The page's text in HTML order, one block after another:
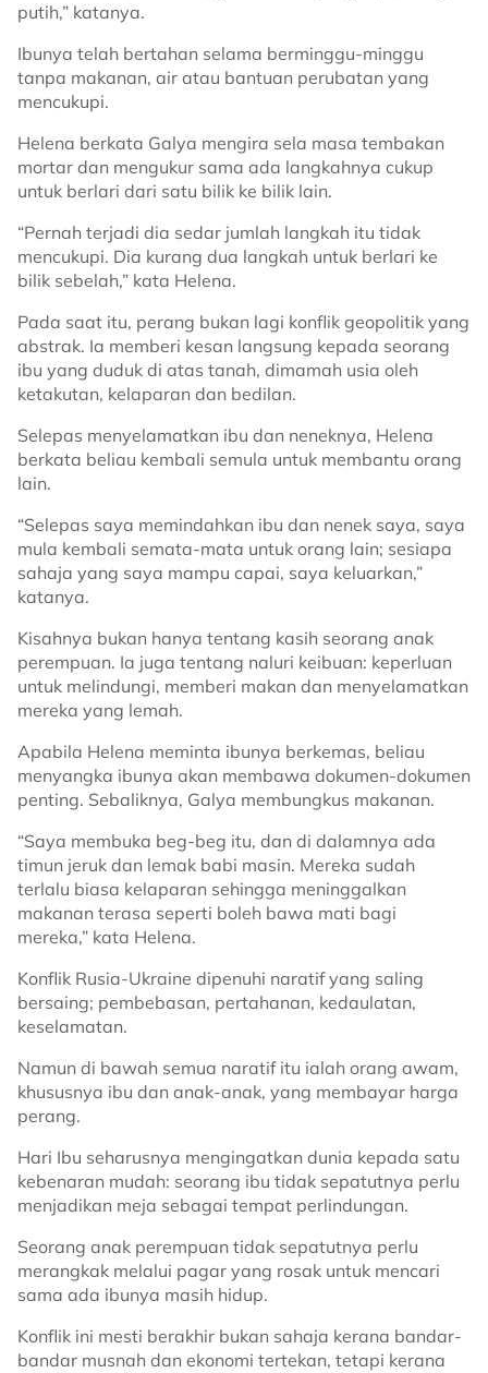
putih,” katanya.
Ibunya telah bertahan selama berminggu-minggu
tanpa makanan, air atau bantuan perubatan yang
mencukupi.
Helena berkata Galya mengira sela masa tembakan
mortar dan mengukur sama ada langkahnya cukup
untuk berlari dari satu bilik ke bilik lain.
“Pernah terjadi dia sedar jumlah langkah itu tidak
mencukupi. Dia kurang dua langkah untuk berlari ke
bilik sebelah,” kata Helena.
Pada saat itu, perang bukan lagi konflik geopolitik yang
abstrak. Ia memberi kesan langsung kepada seorang
ibu yang duduk di atas tanah, dimamah usia oleh
ketakutan, kelaparan dan bedilan.
Selepas menyelamatkan ibu dan neneknya, Helena
berkata beliau kembali semula untuk membantu orang
lain.
“Selepas saya memindahkan ibu dan nenek saya, saya
mula kembali semata-mata untuk orang lain; sesiapa
sahaja yang saya mampu capai, saya keluarkan,”
katanya.
Kisahnya bukan hanya tentang kasih seorang anak
perempuan. Ia juga tentang naluri keibuan: keperluan
untuk melindungi, memberi makan dan menyelamatkan
mereka yang lemah.
Apabila Helena meminta ibunya berkemas, beliau
menyangka ibunya akan membawa dokumen-dokumen
penting. Sebaliknya, Galya membungkus makanan.
“Saya membuka beg-beg itu, dan di dalamnya ada
timun jeruk dan lemak babi masin. Mereka sudah
terlalu biasa kelaparan sehingga meninggalkan
makanan terasa seperti boleh bawa mati bagi
mereka,” kata Helena.
Konflik Rusia-Ukraine dipenuhi naratif yang saling
bersaing; pembebasan, pertahanan, kedaulatan,
keselamatan.
Namun di bawah semua naratif itu ialah orang awam,
khususnya ibu dan anak-anak, yang membayar harga
perang.
Hari Ibu seharusnya mengingatkan dunia kepada satu
kebenaran mudah: seorang ibu tidak sepatutnya perlu
menjadikan meja sebagai tempat perlindungan.
Seorang anak perempuan tidak sepatutnya perlu
merangkak melalui pagar yang rosak untuk mencari
sama ada ibunya masih hidup.
Konflik ini mesti berakhir bukan sahaja kerana bandar-
bandar musnah dan ekonomi tertekan, tetapi kerana